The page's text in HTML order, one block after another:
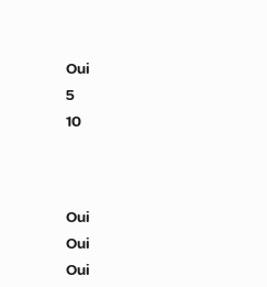
Oui
5
10
Oui
Oui
Oui